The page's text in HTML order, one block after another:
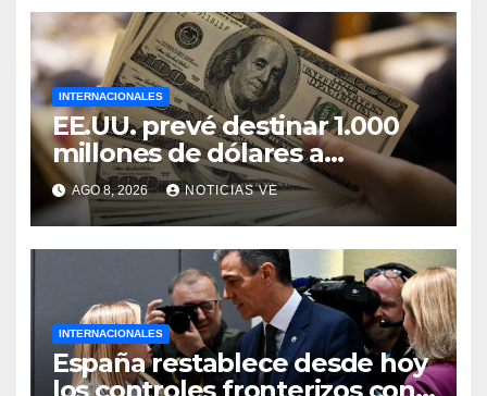
INTERNACIONALES
EE.UU. prevé destinar 1.000
millones de dólares a
Colombia para un paquete de
seguridad
AGO 8, 2026 NOTICIAS VE
INTERNACIONALES
España restablece desde hoy